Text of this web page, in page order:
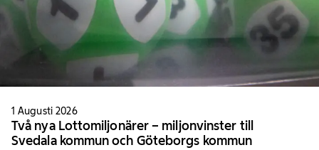
1 Augusti 2026
Två nya Lottomiljonärer – miljonvinster till
Svedala kommun och Göteborgs kommun